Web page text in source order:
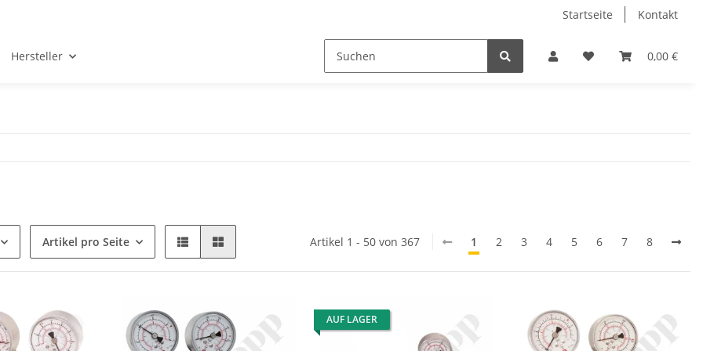
Startseite Kontakt
0,00 €
Hersteller
Artikel pro Seite Artikel 1 - 50 von 367 1 2 3 4 5 6 7 8
AUF LAGER